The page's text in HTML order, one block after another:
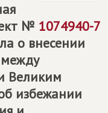
№ 1074940-7
о внесении
Великим
избежании